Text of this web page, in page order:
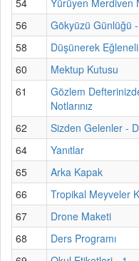
56
Gökyüzü Günlüğü -
58
Düşünerek
60
Mektup Kutusu
61
Gözlem
Notlarınız
62
Sizden Gelenler -
64
Yanıtlar
65
Arka Kapak
66
Tropikal Meyveler
67
Drone Maketi
68
Ders Programı